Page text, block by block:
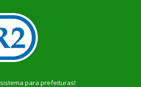
sistema para prefeituras!